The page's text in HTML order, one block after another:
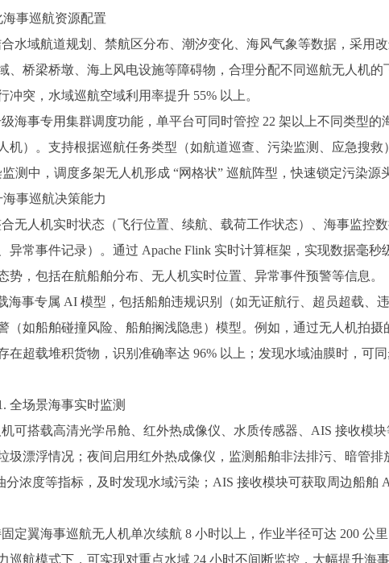
事巡航资源配置
域航道规划、禁航区分布、潮汐变化、海风气象等数据，采用改
、桥梁桥墩、海上风电设施等障碍物，合理分配不同巡航无人机的
突，水域巡航空域利用率提升 55% 以上。
事专用集群调度功能，单平台可同时管控 22 架以上不同类型的
机）。支持根据巡航任务类型（如航道巡查、污染监测、应急搜救
测中，调度多架无人机形成 “网格状” 巡航阵型，快速锁定污染源
事巡航决策能力
人机实时状态（飞行位置、续航、载荷工作状态）、海事监控数
异常事件记录）。通过 Apache Flink 实时计算框架，实现数据毫
势，包括在航船舶分布、无人机实时位置、异常事件预警等信息。
专属 AI 模型，包括船舶违规识别（如无证航行、超员超载、
（如船舶碰撞风险、船舶搁浅隐患）模型。例如，通过无人机拍
在超载堆积货物，识别准确率达 96% 以上；发现水域油膜时，可
全场景海事实时监测
搭载高清光学吊舱、红外热成像仪、水质传感器、AIS 接收模块
圾漂浮情况；夜间启用红外热成像仪，监测船舶非法排污、暗管
浓度等指标，及时发现水域污染；AIS 接收模块可获取周边船舶
翼海事巡航无人机单次续航 8 小时以上，作业半径可达 200 公
巡航模式下，可实现对重点水域 24 小时不间断监控，大幅提升海